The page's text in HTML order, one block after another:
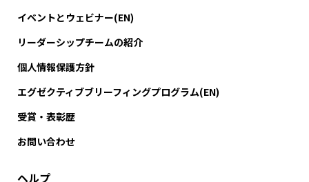
イベントとウェビナー(EN)
リーダーシップチームの紹介
個人情報保護方針
エグゼクティブブリーフィングプログラム(EN)
受賞・表彰歴
お問い合わせ
ヘルプ